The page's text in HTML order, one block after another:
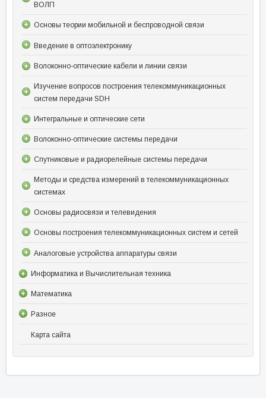
ВОЛП
Основы теории мобильной и беспроводной связи
Введение в оптоэлектронику
Волоконно-оптические кабели и линии связи
Изучение вопросов построения телекоммуникационных
систем передачи SDH
Интегральные и оптические сети
Волоконно-оптические системы передачи
Спутниковые и радиорелейные системы передачи
Методы и средства измерений в телекоммуникационных
системах
Основы радиосвязи и телевидения
Основы построения телекоммуникационных систем и сетей
Аналоговые устройства аппаратуры связи
Информатика и Вычислительная техника
Математика
Разное
Карта сайта